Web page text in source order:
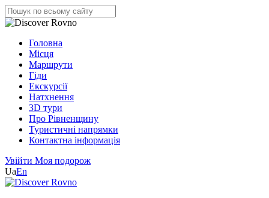
Головна
Місця
Маршрути
Гіди
Екскурсії
Натхнення
3D тури
Про Рівненщину
Туристичні напрямки
Контактна інформація
Увійти Моя подорож
UaEn